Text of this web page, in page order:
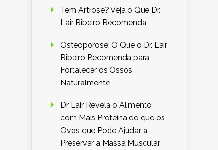
Tem Artrose? Veja o Que Dr.
Lair Ribeiro Recomenda
Osteoporose: O Que o Dr. Lair
Ribeiro Recomenda para
Fortalecer os Ossos
Naturalmente
Dr Lair Revela o Alimento
com Mais Proteína do que os
Ovos que Pode Ajudar a
Preservar a Massa Muscular